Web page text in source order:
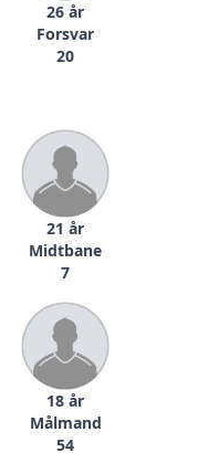
26 år
Forsvar
20
21 år
Midtbane
7
18 år
Målmand
54